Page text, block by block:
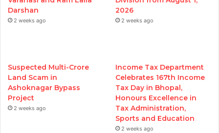
Darshan
2 weeks ago
2026
2 weeks ago
Suspected Multi-Crore
Land Scam in
Ashoknagar Bypass
Project
2 weeks ago
Income Tax Department
Celebrates 167th Income
Tax Day in Bhopal,
Honours Excellence in
Tax Administration,
Sports and Education
2 weeks ago